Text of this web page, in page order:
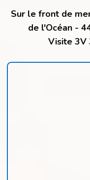
Sur le front de
de l'Océan -
Visite 3V